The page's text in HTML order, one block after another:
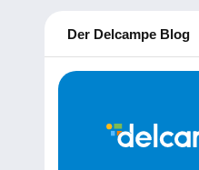
Der Delcampe Blog